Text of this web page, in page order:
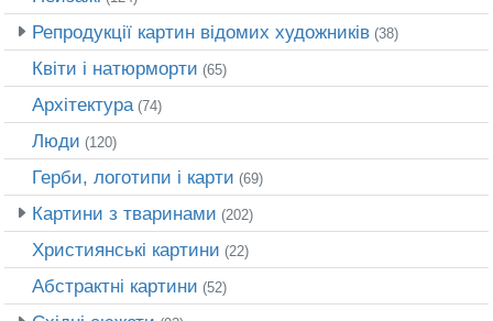
Репродукції картин відомих художників (38)
Квіти і натюрморти (65)
Архітектура (74)
Люди (120)
Герби, логотипи і карти (69)
Картини з тваринами (202)
Християнські картини (22)
Абстрактні картини (52)